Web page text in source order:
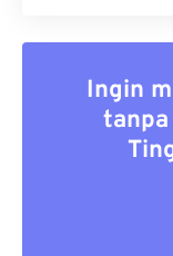
Ingin